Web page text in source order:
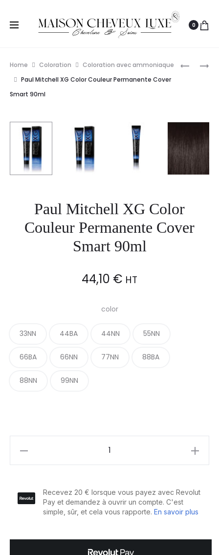
0
60ML
L’ORÉAL
50ML
Home Coloration
Coloration avec ammoniaque
Paul Mitchell XG Color Couleur Permanente Cover
Smart 90ml
Paul Mitchell XG Color
Couleur Permanente Cover
Smart 90ml
44,10 € HT
color
33NN 44BA 44NN 55NN
66BA 66NN 77NN 88BA
88NN 99NN
Couleur
Permanente
Smart